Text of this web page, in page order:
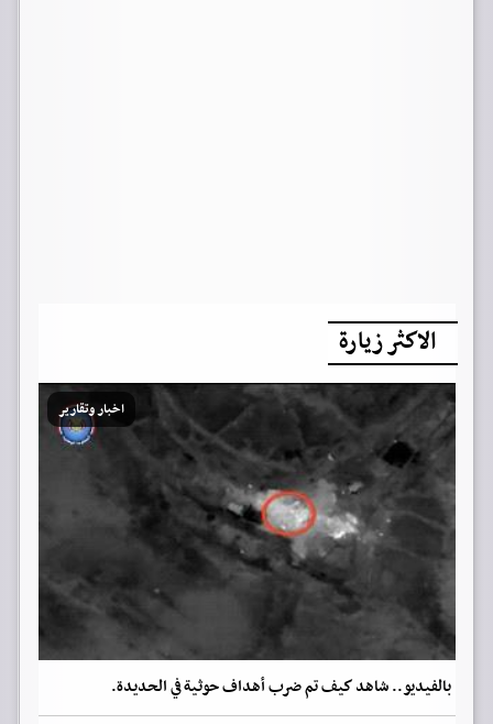
الاكثر زيارة
اخبار وتقارير
بالفيديو.. شاهد كيف تم ضرب أهداف حوثية في الحديدة.